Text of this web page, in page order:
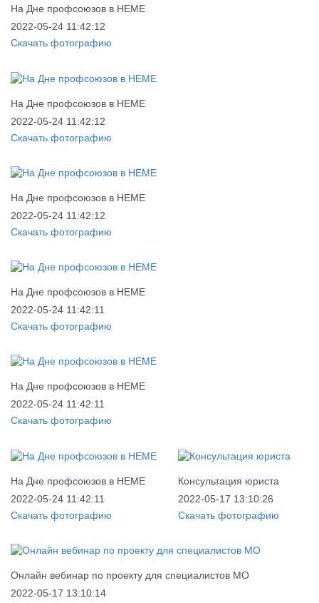
На Дне профсоюзов в НЕМЕ
2022-05-24 11:42:12
Скачать фотографию
На Дне профсоюзов в НЕМЕ
2022-05-24 11:42:12
Скачать фотографию
На Дне профсоюзов в НЕМЕ
2022-05-24 11:42:12
Скачать фотографию
На Дне профсоюзов в НЕМЕ
2022-05-24 11:42:11
Скачать фотографию
На Дне профсоюзов в НЕМЕ
2022-05-24 11:42:11
Скачать фотографию
На Дне профсоюзов в НЕМЕ
2022-05-24 11:42:11
Скачать фотографию
Консультация юриста
2022-05-17 13:10:26
Скачать фотографию
Онлайн вебинар по проекту для специалистов МО
2022-05-17 13:10:14